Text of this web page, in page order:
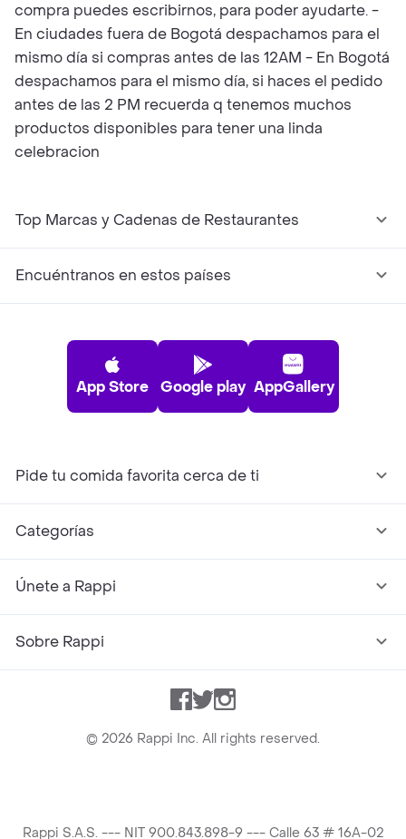
compra puedes escribirnos, para poder ayudarte. -
En ciudades fuera de Bogotá despachamos para el
mismo día si compras antes de las 12AM - En Bogotá
despachamos para el mismo día, si haces el pedido
antes de las 2 PM recuerda q tenemos muchos
productos disponibles para tener una linda
celebracion
Top Marcas y Cadenas de Restaurantes
Encuéntranos en estos países
App Store Google play AppGallery
Pide tu comida favorita cerca de ti
Categorías
Únete a Rappi
Sobre Rappi
Facebook
TwitterInstagram
© 2026 Rappi Inc. All rights reserved.
Rappi S.A.S. --- NIT 900.843.898-9 --- Calle 63 # 16A-02